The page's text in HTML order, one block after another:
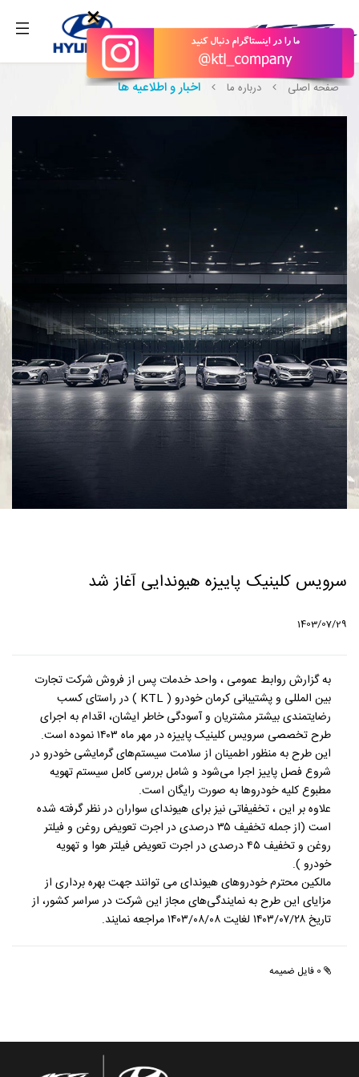
×
صفحه اصلی درباره ما اخبار و اطلاعیه ها
سرویس کلینیک پاییزه هیوندایی آغاز شد
1403/07/29
به گزارش روابط عمومی ، واحد خدمات پس از فروش شرکت تجارت
بین المللی و پشتیبانی کرمان خودرو ( KTL ) در راستای کسب
رضایتمندی بیشتر مشتریان و آسودگی خاطر ایشان، اقدام به اجرای
طرح تخصصی سرویس کلینیک پاییزه در مهر ماه ۱۴۰۳ نموده است.
این طرح به منظور اطمینان از سلامت سیستم‌های گرمایشی خودرو در
شروع فصل پاییز اجرا می‌شود و شامل بررسی کامل سیستم تهویه
مطبوع کلیه خودروها به صورت رایگان است.
علاوه بر این ، تخفیفاتی نیز برای هیوندای سواران در نظر گرفته شده
است (از جمله تخفیف ۳۵ درصدی در اجرت تعویض روغن و فیلتر
روغن و تخفیف ۴۵ درصدی در اجرت تعویض فیلتر هوا و تهویه
خودرو ).
مالکین محترم خودروهای هیوندای می توانند جهت بهره برداری از
مزایای این طرح به نمایندگی‌های مجاز این شرکت در سراسر کشور، از
تاریخ ۱۴۰۳/۰۷/۲۸ لغایت ۱۴۰۳/۰۸/۰۸ مراجعه نمایند.